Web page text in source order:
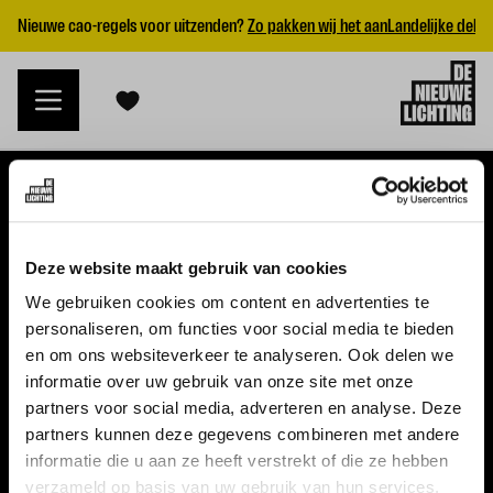
Deze website maakt gebruik van cookies
We gebruiken cookies om content en advertenties te
personaliseren, om functies voor social media te bieden
en om ons websiteverkeer te analyseren. Ook delen we
informatie over uw gebruik van onze site met onze
partners voor social media, adverteren en analyse. Deze
partners kunnen deze gegevens combineren met andere
informatie die u aan ze heeft verstrekt of die ze hebben
verzameld op basis van uw gebruik van hun services.
Nieuwe cao-regels voor uitzenden?Zo pakken wij het aanLandelijke
WERKGEVERS
Nieuwe cao uitzenden 2026
Vraag een offerte aan
VACATURES
Alle vacatures
Topvacatures